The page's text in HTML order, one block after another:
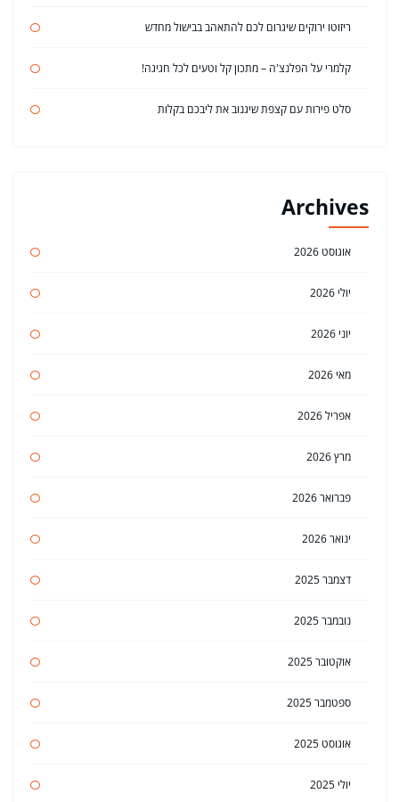
ריזוטו ירוקים שיגרום לכם להתאהב בבישול מחדש
קלמרי על הפלנצ'ה – מתכון קל וטעים לכל חגיגה!
סלט פירות עם קצפת שיגנוב את ליבכם בקלות
Archives
אוגוסט 2026
יולי 2026
יוני 2026
מאי 2026
אפריל 2026
מרץ 2026
פברואר 2026
ינואר 2026
דצמבר 2025
נובמבר 2025
אוקטובר 2025
ספטמבר 2025
אוגוסט 2025
יולי 2025